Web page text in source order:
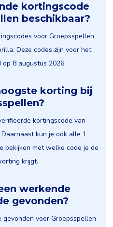
kortingscode
beschikbaar?
voor Groepsspellen
Deze codes zijn voor het
8 augustus 2026.
korting bij
kortingscode van
kun je ook alle 1
bekijken met welke code je de
krijgt.
werkende
gevonden?
voor Groepsspellen